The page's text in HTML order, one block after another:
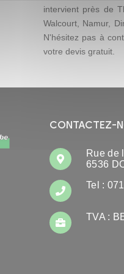
intervient près de
Walcourt, Namur,
N'hésitez pas à
votre devis gratuit.
CONTACTEZ-
Rue de
6536
Tel :
TVA :